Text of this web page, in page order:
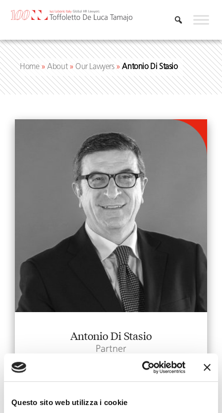
Questo sito web utilizza i cookie
Home»About» Our Lawyers»Antonio Di Stasio
Antonio Di Stasio
Partner
Office: Naples
+39 081 684 771